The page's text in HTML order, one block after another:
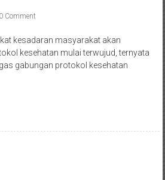
0 Comment
kesadaran masyarakat akan
kesehatan mulai terwujud, ternyata
gabungan protokol kesehatan